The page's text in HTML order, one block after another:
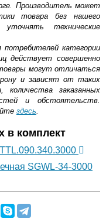
Производитель может
товара без нашего
технические
категории
действует совершенно
могут отличаться
и зависят от таких
количества заказанных
и обстоятельств.
здесь.
в комплект
SGWL-34-3000